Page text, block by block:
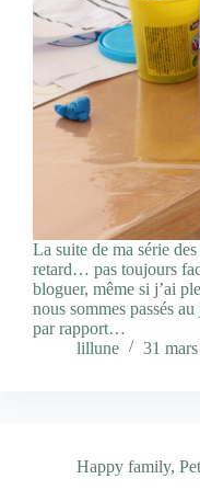
La suite de ma série
retard… pas toujours
bloguer, même si j’ai
nous sommes passés
par rapport…
lillune
31
Happy family,